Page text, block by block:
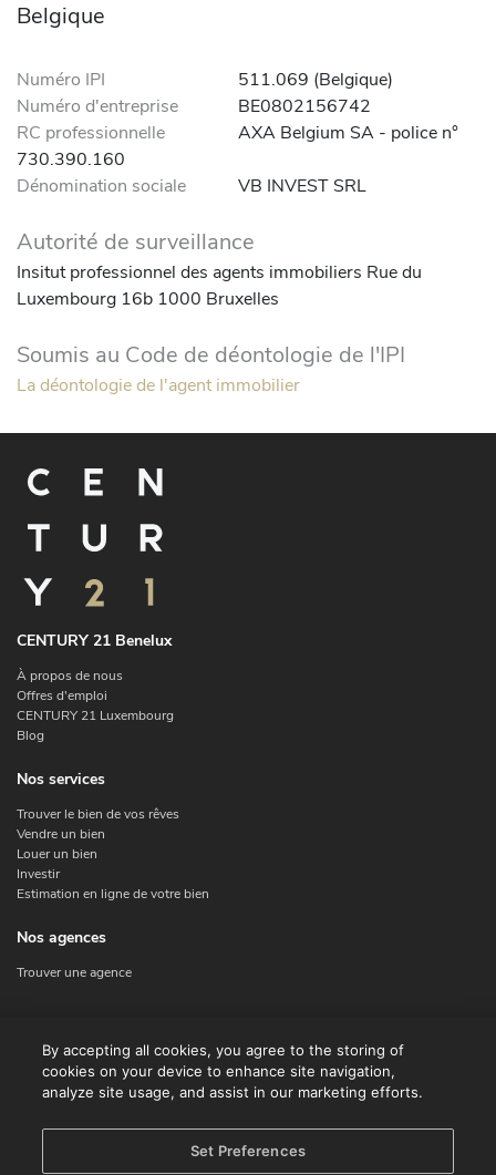
Belgique
Numéro IPI
511.069 (Belgique)
Numéro d'entreprise
BE0802156742
RC professionnelle
AXA Belgium SA - police n°
730.390.160
Dénomination sociale
VB INVEST SRL
Autorité de surveillance
Insitut professionnel des agents immobiliers Rue du
Luxembourg 16b 1000 Bruxelles
Soumis au Code de déontologie de l'IPI
La déontologie de l'agent immobilier
CENTURY 21 Benelux
À propos de nous
Offres d'emploi
CENTURY 21 Luxembourg
Blog
Nos services
Trouver le bien de vos rêves
Vendre un bien
Louer un bien
Investir
Estimation en ligne de votre bien
Nos agences
Trouver une agence
Contact
Facebook
By accepting all cookies, you agree to the storing of
cookies on your device to enhance site navigation,
analyze site usage, and assist in our marketing efforts.
Set Preferences